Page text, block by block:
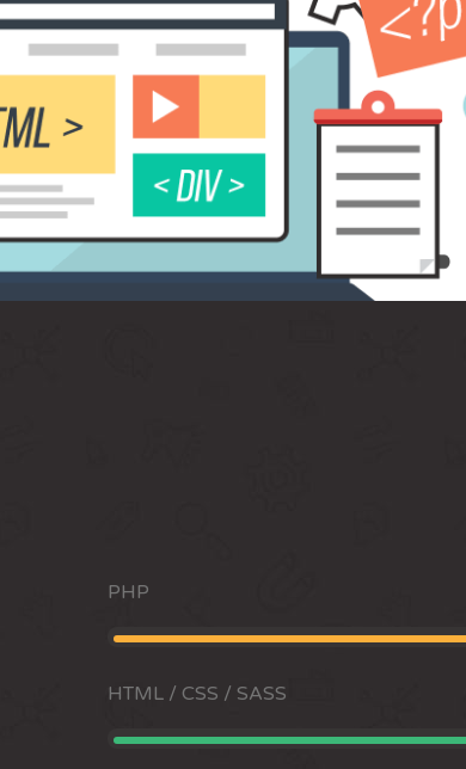
PHP
HTML / CSS / SASS